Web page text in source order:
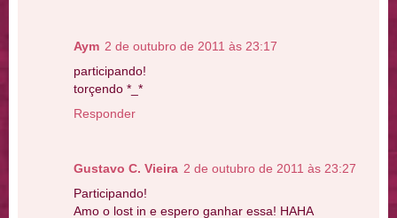
Aym 2 de outubro de 2011 às 23:17
participando!
torçendo *_*
Responder
Gustavo C. Vieira 2 de outubro de 2011 às 23:27
Participando!
Amo o lost in e espero ganhar essa! HAHA